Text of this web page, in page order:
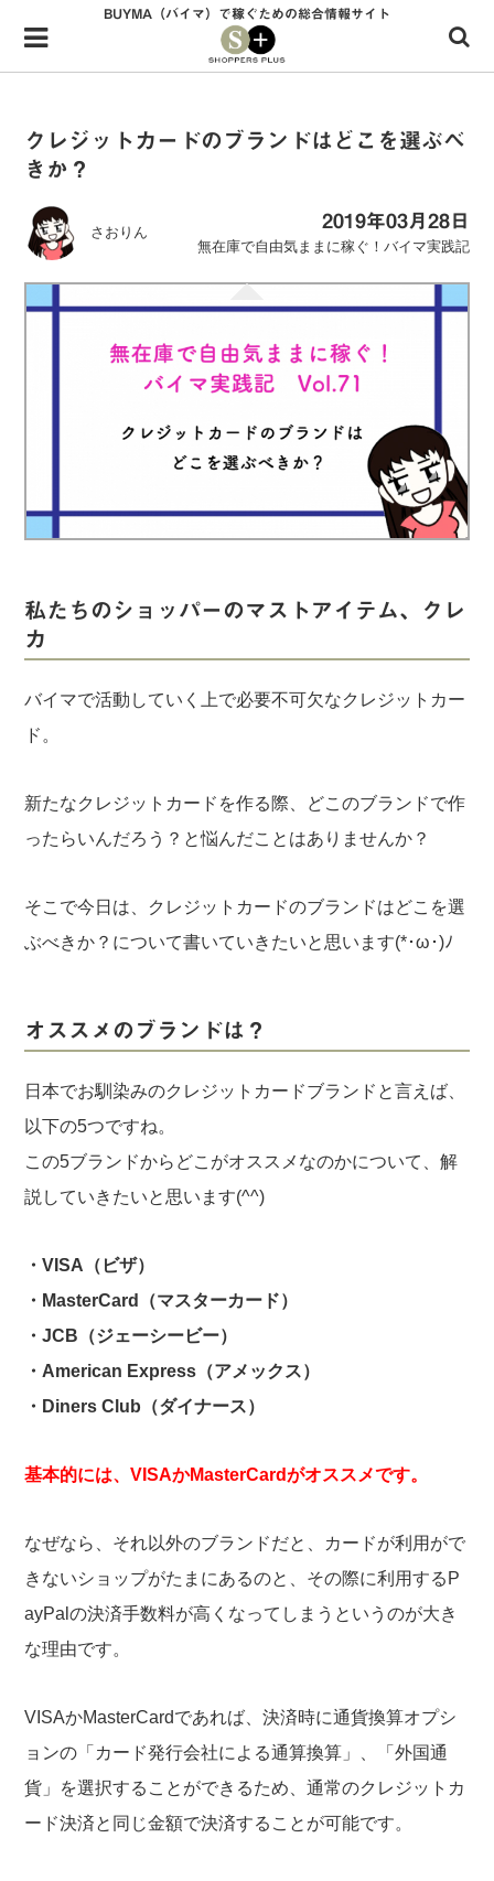
Menu
HOME
34歳独身OLバイマ実践記
無在庫で自由気ままに稼ぐ！バイマ実践記
BUYMAで人気のブランド
BUYMAの売れ筋商品
バイマ活動の疑問に売れっ子現役バイヤーが答えてみた
実録！海外ショップで買ってみた！
パーソナルショッパー指南書
BUYMA（バイマ）で稼ぐための総合情報サイト
クレジットカードのブランドはどこを選ぶべ
きか？
さおりん
2019年03月28日
無在庫で自由気ままに稼ぐ！バイマ実践記
私たちのショッパーのマストアイテム、クレ
カ
バイマで活動していく上で必要不可欠なクレジットカー
ド。
新たなクレジットカードを作る際、どこのブランドで作
ったらいんだろう？と悩んだことはありませんか？
そこで今日は、クレジットカードのブランドはどこを選
ぶべきか？について書いていきたいと思います(*･ω･)ﾉ
オススメのブランドは？
日本でお馴染みのクレジットカードブランドと言えば、
以下の5つですね。
この5ブランドからどこがオススメなのかについて、解
説していきたいと思います(^^)
・VISA（ビザ）
・MasterCard（マスターカード）
・JCB（ジェーシービー）
・American Express（アメックス）
・Diners Club（ダイナース）
基本的には、VISAかMasterCardがオススメです。
なぜなら、それ以外のブランドだと、カードが利用がで
きないショップがたまにあるのと、その際に利用するP
ayPalの決済手数料が高くなってしまうというのが大き
な理由です。
VISAかMasterCardであれば、決済時に通貨換算オプシ
ョンの「カード発行会社による通算換算」、「外国通
貨」を選択することができるため、通常のクレジットカ
ード決済と同じ金額で決済することが可能です。